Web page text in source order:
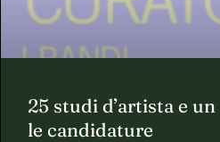
25 studi d’artista e
le candidature